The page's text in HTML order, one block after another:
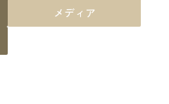
メディア